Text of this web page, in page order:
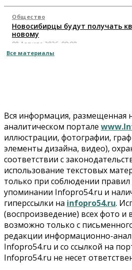
Общество
Новосибирцы будут получать
новому
08 Августа 2026, 09:00
Общество
В Новосибирске прошёл митинг
закона о памятниках
07 Августа 2026, 18:00
Бизнес
В аэропорту Толмачёво
бетонированию рулежных
07 Августа 2026, 17:00
Бизнес Недвижимость Общество
Новосибирцы стали реже
упрощенной схеме
07 Августа 2026, 16:00
Власть Общество Право&Порядок
Все материалы
Вся информация, размещенная
аналитическом портале
иллюстрации, фотографии,
элементы дизайна, видео),
соответствии с
использование текстовых
только при соблюдении
упоминании Infopro54.ru и
гиперссылки на infopro54.ru.
(воспроизведение) всех фото и
возможно только с
редакции информационно-
Infopro54.ru и со ссылкой на
Infopro54.ru не несет